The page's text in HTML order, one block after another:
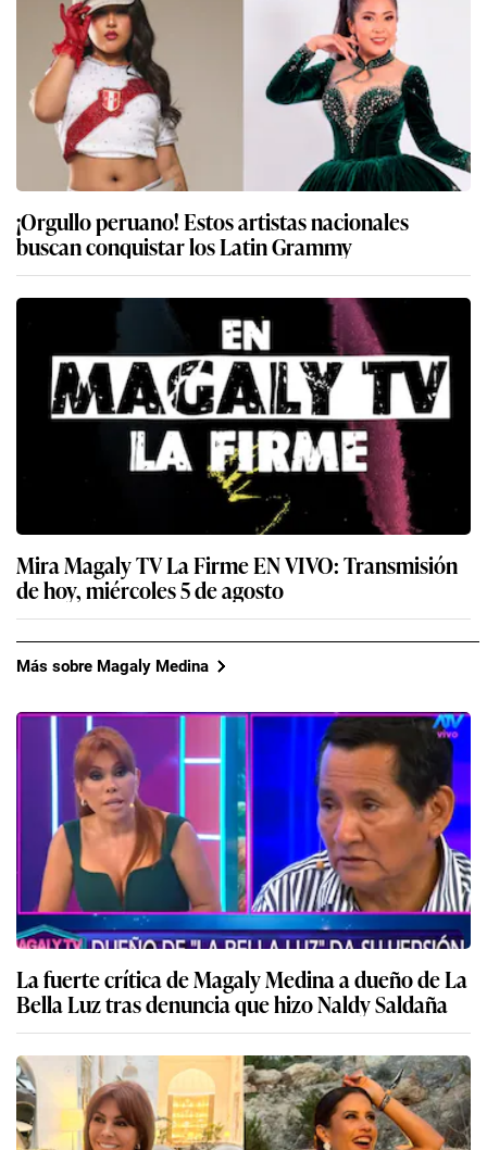
¡Orgullo peruano! Estos artistas nacionales
buscan conquistar los Latin Grammy
Mira Magaly TV La Firme EN VIVO: Transmisión
de hoy, miércoles 5 de agosto
Más sobre Magaly Medina
La fuerte crítica de Magaly Medina a dueño de La
Bella Luz tras denuncia que hizo Naldy Saldaña